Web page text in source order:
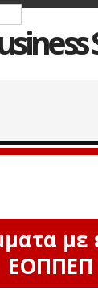
με
ΕΟΠΠΕΠ